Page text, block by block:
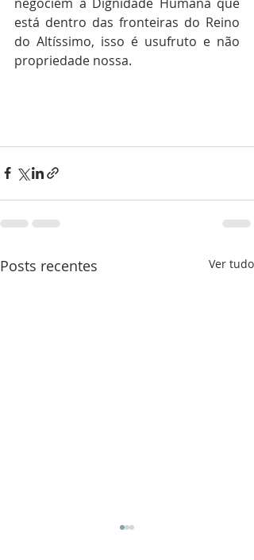
está dentro das fronteiras do Reino
do Altíssimo, isso é usufruto e não
propriedade nossa.
Posts recentes Ver tudo